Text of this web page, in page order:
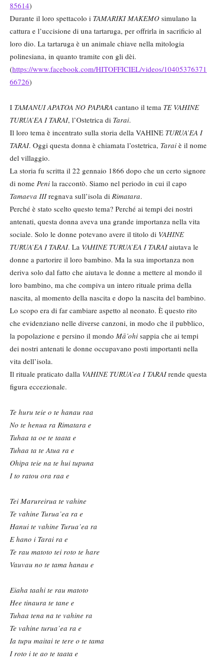
85614)
Durante il loro spettacolo i TAMARIKI MAKEMO simulano la
cattura e l’uccisione di una tartaruga, per offrirla in sacrificio al
loro dio. La tartaruga è un animale chiave nella mitologia
polinesiana, in quanto tramite con gli dèi.
(https://www.facebook.com/HITOFFICIEL/videos/10405376371
66726)
I TAMANUI APATOA NO PAPARA cantano il tema TE VAHINE
TURUA’EA I TARAI, l’Ostetrica di Tarai.
Il loro tema è incentrato sulla storia della VAHINE TURUA’EA I
TARAI. Oggi questa donna è chiamata l’ostetrica, Tarai è il nome
del villaggio.
La storia fu scritta il 22 gennaio 1866 dopo che un certo signore
di nome Peni la raccontò. Siamo nel periodo in cui il capo
Tamaeva IIIregnava sull’isola di Rimatara.
Perché è stato scelto questo tema? Perché ai tempi dei nostri
antenati, questa donna aveva una grande importanza nella vita
sociale. Solo le donne potevano avere il titolo di VAHINE
TURUA’EA I TARAI. La VAHINE TURUA’EA I TARAIaiutava le
donne a partorire il loro bambino. Ma la sua importanza non
deriva solo dal fatto che aiutava le donne a mettere al mondo il
loro bambino, ma che compiva un intero rituale prima della
nascita, al momento della nascita e dopo la nascita del bambino.
Lo scopo era di far cambiare aspetto al neonato. È questo rito
che evidenziano nelle diverse canzoni, in modo che il pubblico,
la popolazione e persino il mondo Mā’ohi sappia che ai tempi
dei nostri antenati le donne occupavano posti importanti nella
vita dell’isola.
Il rituale praticato dalla VAHINE TURUA’ea I TARAIrende questa
figura eccezionale.
Te huru teie o te hanau raa
No te henua ra Rimatara e
Tuhaa ta oe te taata e
Tuhaa ta te Atua ra e
Ohipa teie na te hui tupuna
I to ratou ora raa e
Tei Marureirua te vahine
Te vahine Turua’ea ra e
Hanui te vahine Turua’ea ra
E hano i Tarai ra e
Te rau matoto tei roto te hare
Vauvau no te tama hanau e
Eiaha taahi te rau matoto
Hee tinaura te tane e
Tuhaa tena na te vahine ra
Te vahine turua’ea ra e
Ia tupu maitai te tere o te tama
I roto i te ao te taata e